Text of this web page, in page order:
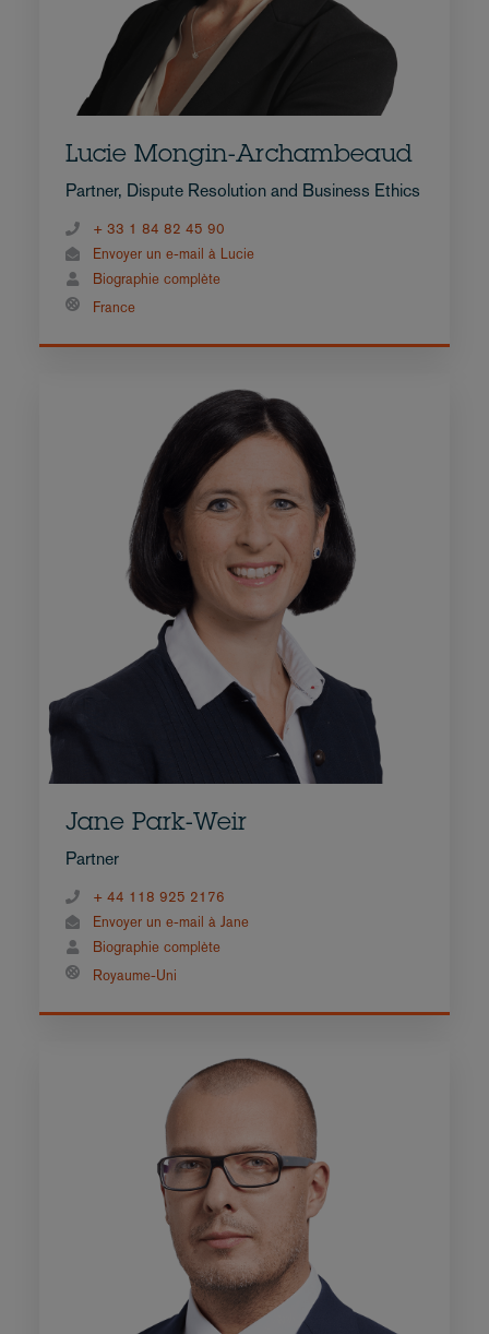
Lucie Mongin-Archambeaud
Partner, Dispute Resolution and Business Ethics
+ 33 1 84 82 45 90
Envoyer un e-mail à Lucie
Biographie complète
France
Jane Park-Weir
Partner
+ 44 118 925 2176
Envoyer un e-mail à Jane
Biographie complète
Royaume-Uni